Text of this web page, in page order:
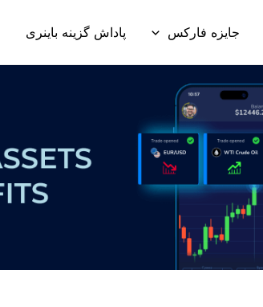
جایزه فارکس پاداش گزینه باینری